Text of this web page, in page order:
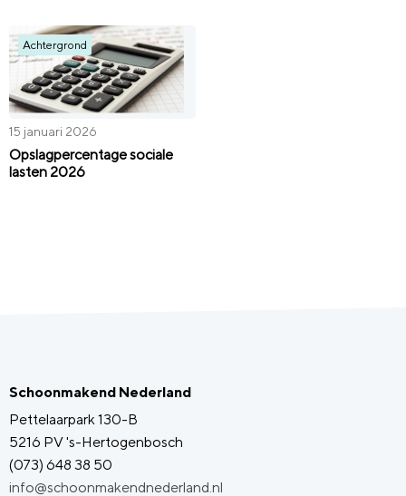
Achtergrond
15 januari 2026
Opslagpercentage sociale
lasten 2026
Schoonmakend Nederland
Pettelaarpark 130-B
5216 PV 's-Hertogenbosch
(073) 648 38 50
info@schoonmakendnederland.nl